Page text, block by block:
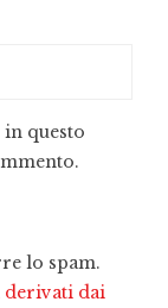
questo
lo spam.
derivati dai